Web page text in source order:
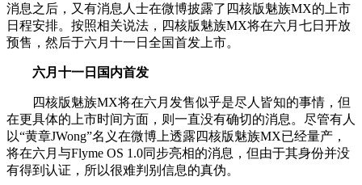
消息之后，又有消息人士在微博披露了四核版魅族MX的上市
日程安排。按照相关说法，四核版魅族MX将在六月七日开放
预售，然后于六月十一日全国首发上市。
六月十一日国内首发
四核版魅族MX将在六月发售似乎是尽人皆知的事情，但
在更具体的上市时间方面，则一直没有确切的消息。尽管有人
以“黄章JWong”名义在微博上透露四核版魅族MX已经量产，
将在六月与Flyme OS 1.0同步亮相的消息，但由于其身份并没
有得到认证，所以很难判别信息的真伪。